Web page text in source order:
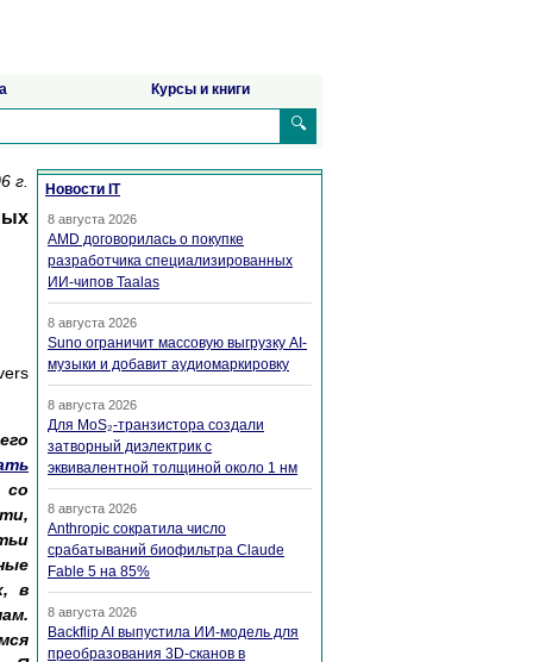
Курсы и книги
🔍
г.
со
в
Новости IT
8 августа 2026
AMD договорилась о покупке
разработчика специализированных
ИИ-чипов Taalas
8 августа 2026
Suno ограничит массовую выгрузку AI-
музыки и добавит аудиомаркировку
8 августа 2026
Для MoS₂-транзистора создали
затворный диэлектрик с
эквивалентной толщиной около 1 нм
8 августа 2026
Anthropic сократила число
срабатываний биофильтра Claude
Fable 5 на 85%
8 августа 2026
Backflip AI выпустила ИИ-модель для
преобразования 3D-сканов в